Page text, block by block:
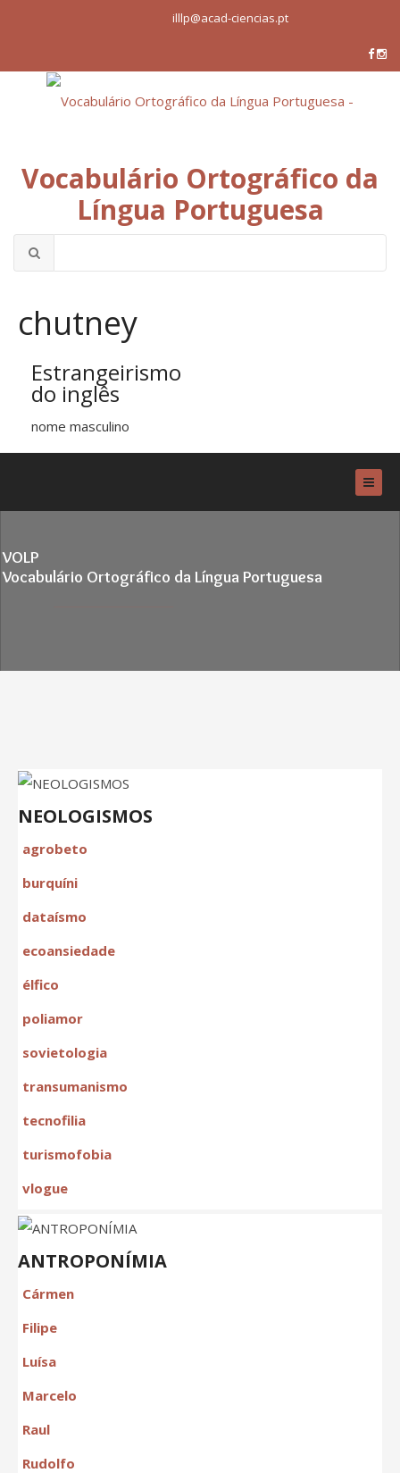
illlp@acad-ciencias.pt
Vocabulário Ortográfico da
Língua Portuguesa
chutney
Estrangeirismo
do inglês
nome masculino
VOLP
Vocabulário Ortográfico da Língua Portuguesa
NEOLOGISMOS
agrobeto
burquíni
dataísmo
ecoansiedade
élfico
poliamor
sovietologia
transumanismo
tecnofilia
turismofobia
vlogue
ANTROPONÍMIA
Cármen
Filipe
Luísa
Marcelo
Raul
Rudolfo